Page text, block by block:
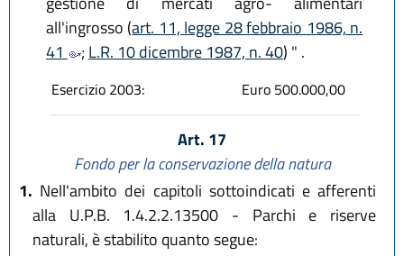
all'ingrosso (art. 11, legge 28 febbraio 1986, n.
41
; L.R. 10 dicembre 1987, n. 40) " .
Esercizio 2003: Euro 500.000,00
Art. 17
Fondo per la conservazione della natura
1. Nell'ambito dei capitoli sottoindicati e afferenti
alla U.P.B. 1.4.2.2.13500 - Parchi e riserve
naturali, è stabilito quanto segue: